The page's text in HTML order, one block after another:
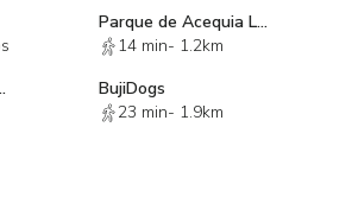
Parque de Acequia Lomas de las Palmas
14 min- 1.2km
Barranca
BujiDogs
23 min- 1.9km